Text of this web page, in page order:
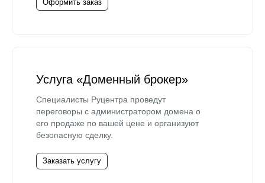
Оформить заказ
Услуга «Доменный брокер»
Специалисты Руцентра проведут
переговоры с администратором домена о
его продаже по вашей цене и организуют
безопасную сделку.
Заказать услугу